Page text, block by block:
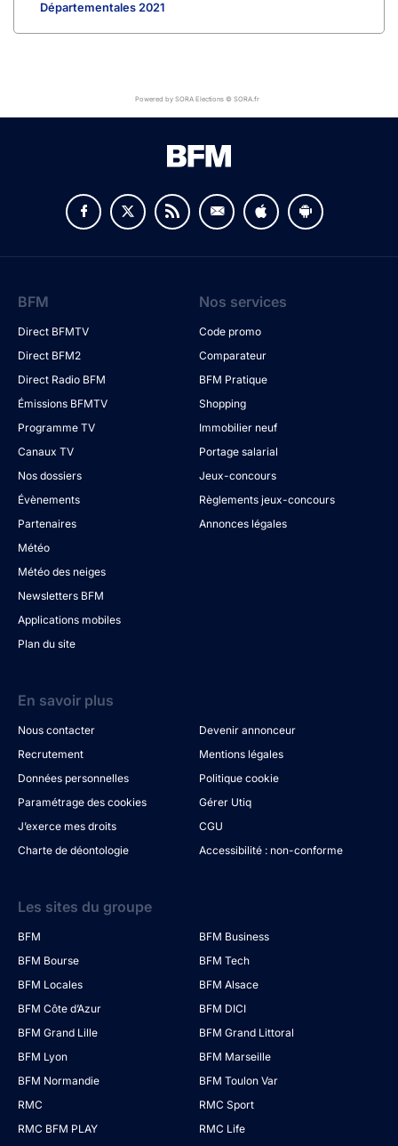
Départementales 2021
Powered by SORA Elections © SORA.fr
BFM
Direct BFMTV
Direct BFM2
Direct Radio BFM
Émissions BFMTV
Programme TV
Canaux TV
Nos dossiers
Évènements
Partenaires
Météo
Météo des neiges
Newsletters BFM
Applications mobiles
Plan du site
Nos services
Code promo
Comparateur
BFM Pratique
Shopping
Immobilier neuf
Portage salarial
Jeux-concours
Règlements jeux-concours
Annonces légales
En savoir plus
Nous contacter
Devenir annonceur
Recrutement
Mentions légales
Données personnelles
Politique cookie
Paramétrage des cookies
Gérer Utiq
J’exerce mes droits
CGU
Charte de déontologie
Accessibilité : non-conforme
Les sites du groupe
BFM
BFM Business
BFM Bourse
BFM Tech
BFM Locales
BFM Alsace
BFM Côte d’Azur
BFM DICI
BFM Grand Lille
BFM Grand Littoral
BFM Lyon
BFM Marseille
BFM Normandie
BFM Toulon Var
RMC
RMC Sport
RMC BFM PLAY
RMC Life